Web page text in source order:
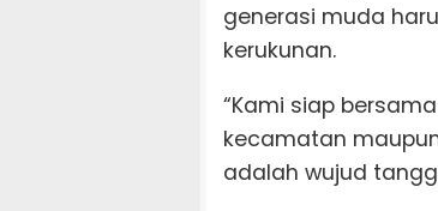
generasi muda
kerukunan.
“Kami siap
kecamatan
adalah wujud